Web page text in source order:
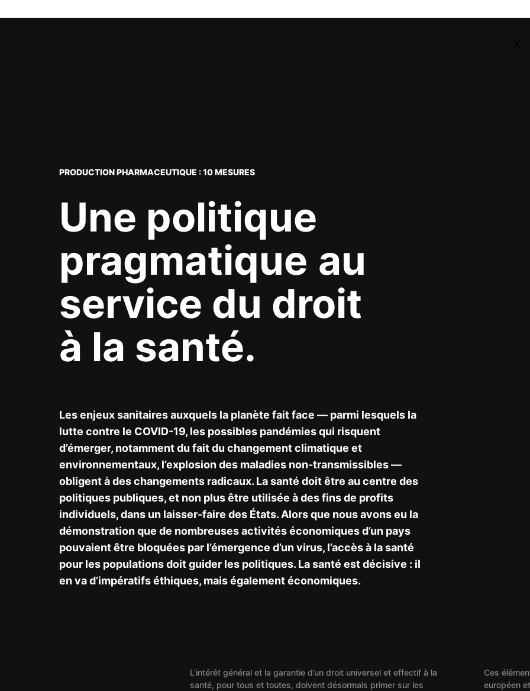
PRODUCTION PHARMACEUTIQUE : 10 MESURES
Une politique
pragmatique au
service du droit
à la santé.
Les enjeux sanitaires auxquels la planète fait face — parmi lesquels la
lutte contre le COVID-19, les possibles pandémies qui risquent
d’émerger, notamment du fait du changement climatique et
environnementaux, l’explosion des maladies non-transmissibles —
obligent à des changements radicaux. La santé doit être au centre des
politiques publiques, et non plus être utilisée à des fins de profits
individuels, dans un laisser-faire des États. Alors que nous avons eu la
démonstration que de nombreuses activités économiques d’un pays
pouvaient être bloquées par l’émergence d’un virus, l’accès à la santé
pour les populations doit guider les politiques. La santé est décisive : il
en va d’impératifs éthiques, mais également économiques.
L’intérêt général et la garantie d’un droit universel et effectif à la
santé, pour tous et toutes, doivent désormais primer sur les
Ces
européen